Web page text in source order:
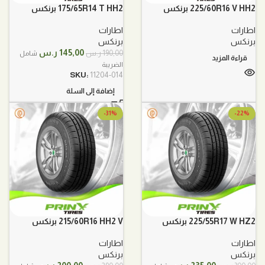
225/60R16 V HH2 برنكس
اطارات
برنكس
قراءة المزيد
175/65R14 T HH2 برنكس
اطارات
برنكس
190,00ر.س السعر
هو:
145,00 ر.س السعر
شامل
الضريبة
SKU: 11204-014
إضافة إلى السلة
-22%
225/55R17 W HZ2 برنكس
اطارات
برنكس
-31%
215/60R16 HH2 V برنكس
اطارات
برنكس